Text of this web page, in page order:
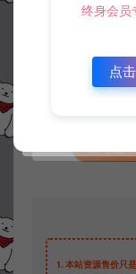
资源下载
收藏
1. 本站资源售价只
终身会员
点